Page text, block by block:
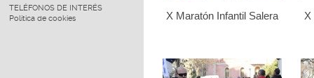
TELÉFONOS DE INTERÉS
Política de cookies
X Maratón Infantil Salera X